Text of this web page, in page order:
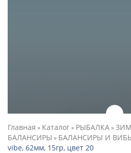
Главная » Каталог» РЫБАЛКА»
БАЛАНСИРЫ » БАЛАНСИРЫ И
vibe, 62мм, 15гр, цвет 20